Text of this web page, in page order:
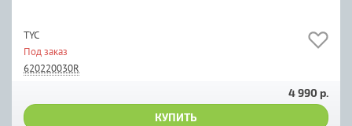
TYC
Под заказ
620220030R
4 990 р.
КУПИТЬ